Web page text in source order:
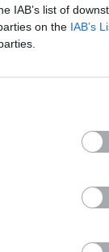
IAB’s list of
on the IAB’s